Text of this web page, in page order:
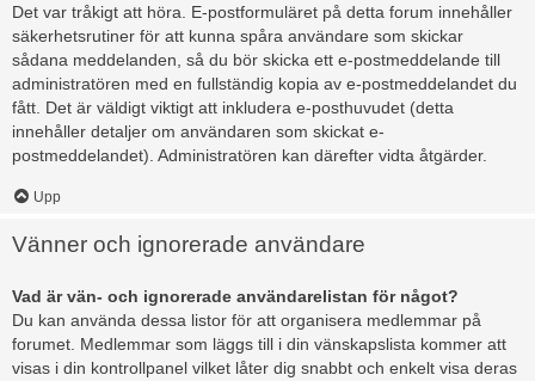
Det var tråkigt att höra. E-postformuläret på detta forum innehåller
säkerhetsrutiner för att kunna spåra användare som skickar
sådana meddelanden, så du bör skicka ett e-postmeddelande till
administratören med en fullständig kopia av e-postmeddelandet du
fått. Det är väldigt viktigt att inkludera e-posthuvudet (detta
innehåller detaljer om användaren som skickat e-
postmeddelandet). Administratören kan därefter vidta åtgärder.
Upp
Vänner och ignorerade användare
Vad är vän- och ignorerade användarelistan för något?
Du kan använda dessa listor för att organisera medlemmar på
forumet. Medlemmar som läggs till i din vänskapslista kommer att
visas i din kontrollpanel vilket låter dig snabbt och enkelt visa deras